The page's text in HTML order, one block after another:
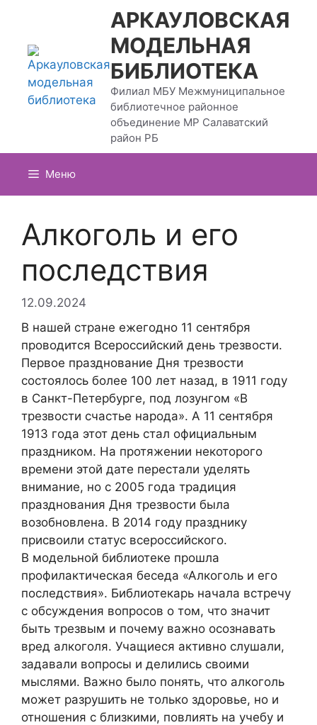
содержимому
АРКАУЛОВСКАЯ
МОДЕЛЬНАЯ
БИБЛИОТЕКА
Филиал МБУ Межмуниципальное
библиотечное районное
объединение МР Салаватский
район РБ
Меню
Алкоголь и его
последствия
12.09.2024
В нашей стране ежегодно 11 сентября
проводится Всероссийский день трезвости.
Первое празднование Дня трезвости
состоялось более 100 лет назад, в 1911 году
в Санкт-Петербурге, под лозунгом «В
трезвости счастье народа». А 11 сентября
1913 года этот день стал официальным
праздником. На протяжении некоторого
времени этой дате перестали уделять
внимание, но с 2005 года традиция
празднования Дня трезвости была
возобновлена. В 2014 году празднику
присвоили статус всероссийского.
В модельной библиотеке прошла
профилактическая беседа «Алкоголь и его
последствия». Библиотекарь начала встречу
с обсуждения вопросов о том, что значит
быть трезвым и почему важно осознавать
вред алкоголя. Учащиеся активно слушали,
задавали вопросы и делились своими
мыслями. Важно было понять, что алкоголь
может разрушить не только здоровье, но и
отношения с близкими, повлиять на учебу и